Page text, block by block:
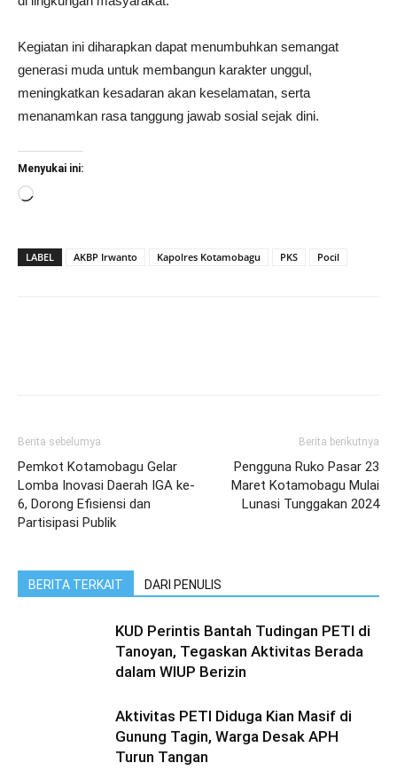
Kegiatan ini diharapkan dapat menumbuhkan semangat
generasi muda untuk membangun karakter unggul,
meningkatkan kesadaran akan keselamatan, serta
menanamkan rasa tanggung jawab sosial sejak dini.
Menyukai ini:
Memuat...
LABEL AKBP Irwanto Kapolres Kotamobagu PKS Pocil
Berita sebelumya
Pemkot Kotamobagu Gelar
Lomba Inovasi Daerah IGA ke-
6, Dorong Efisiensi dan
Partisipasi Publik
Berita berikutnya
Pengguna Ruko Pasar 23
Maret Kotamobagu Mulai
Lunasi Tunggakan 2024
BERITA TERKAIT DARI PENULIS
KUD Perintis Bantah Tudingan PETI di
Tanoyan, Tegaskan Aktivitas Berada
dalam WIUP Berizin
Aktivitas PETI Diduga Kian Masif di
Gunung Tagin, Warga Desak APH
Turun Tangan